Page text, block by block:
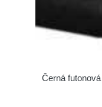
Černá